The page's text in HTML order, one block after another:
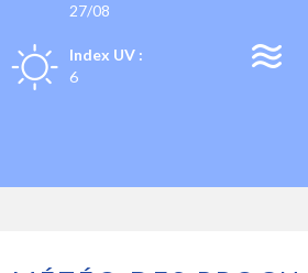
27/08
Index UV :
6